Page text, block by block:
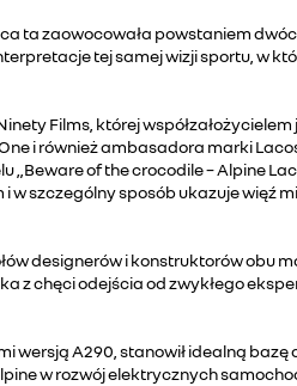
ta zaowocowała powstaniem
tej samej wizji sportu, w
Films, której
i również ambasadora marki
of the crocodile – Alpine
szczególny sposób ukazuje więź
designerów i konstruktorów obu
z chęci odejścia od zwykłego
A290, stanowił idealną
w rozwój elektrycznych